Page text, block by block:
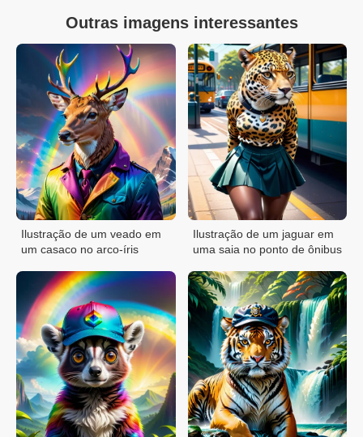
Outras imagens interessantes
Ilustração de um veado em
um casaco no arco-íris
Ilustração de um jaguar em
uma saia no ponto de ônibus